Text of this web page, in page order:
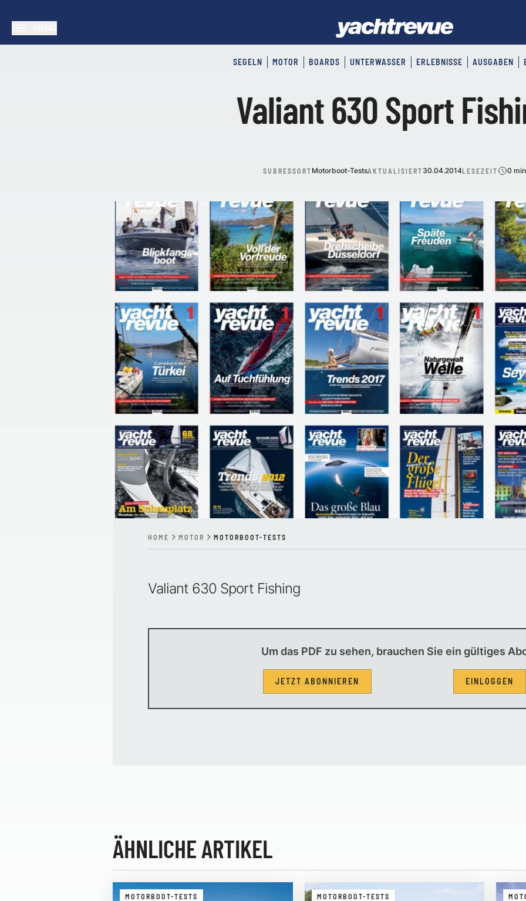
SEGELN MOTOR BOARDS UNTERWASSER ERLEBNISSE AUSGABEN
Valiant 630 Sport
SUBRESSORT Motorboot-TestsAKTUALISIERT 30.04.2014LESEZEIT 0 min
HOME MOTOR MOTORBOOT-TESTS
Valiant 630 Sport Fishing
Um das PDF zu sehen, brauchen Sie ein gültiges
JETZT ABONNIEREN EINLOGGEN
ÄHNLICHE ARTIKEL
MOTORBOOT-TESTS MOTORBOOT-TESTS